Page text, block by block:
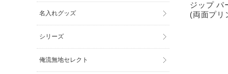
ジップ パ
(両面プリ
名入れグッズ
シリーズ
俺流無地セレクト